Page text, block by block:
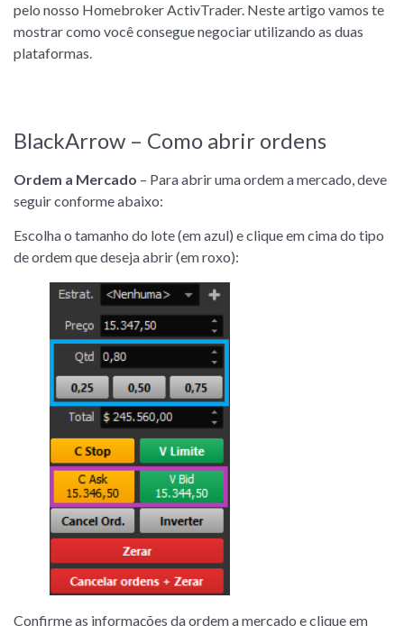
pelo nosso Homebroker ActivTrader. Neste artigo vamos te
mostrar como você consegue negociar utilizando as duas
plataformas.
BlackArrow – Como abrir ordens
Ordem a Mercado – Para abrir uma ordem a mercado, deve
seguir conforme abaixo:
Escolha o tamanho do lote (em azul) e clique em cima do tipo
de ordem que deseja abrir (em roxo):
Confirme as informações da ordem a mercado e clique em